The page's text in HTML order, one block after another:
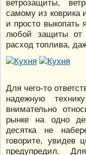
ветрозащиты,
самому из коврика
и просто выкопать
любой защиты от
расход топлива,
Для чего-то
надежную
внимательно
рынке на одно
десятка не
говорите, увидев
предупредил.